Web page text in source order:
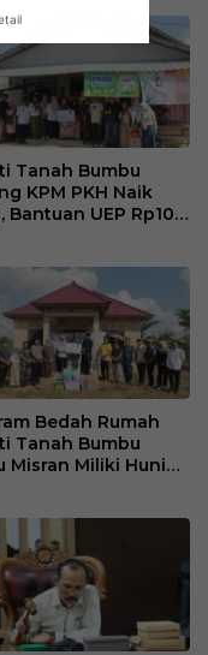
Tanah Bumbu
KPM PKH Naik
Bantuan UEP Rp10
Bedah Rumah
Tanah Bumbu
Misran Miliki Hunian